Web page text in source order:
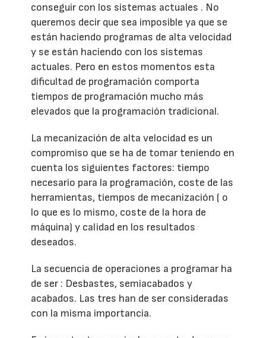
conseguir con los sistemas actuales . No
queremos decir que sea imposible ya que se
están haciendo programas de alta velocidad
y se están haciendo con los sistemas
actuales. Pero en estos momentos esta
dificultad de programación comporta
tiempos de programación mucho más
elevados que la programación tradicional.
La mecanización de alta velocidad es un
compromiso que se ha de tomar teniendo en
cuenta los siguientes factores: tiempo
necesario para la programación, coste de las
herramientas, tiempos de mecanización ( o
lo que es lo mismo, coste de la hora de
máquina) y calidad en los resultados
deseados.
La secuencia de operaciones a programar ha
de ser : Desbastes, semiacabados y
acabados. Las tres han de ser consideradas
con la misma importancia.